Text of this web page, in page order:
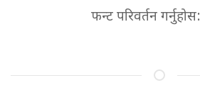
फन्ट परिवर्तन गर्नुहोस: